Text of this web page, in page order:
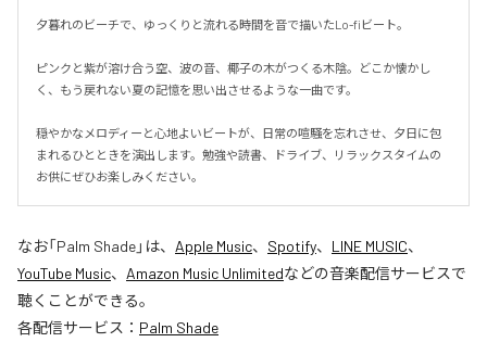
夕暮れのビーチで、ゆっくりと流れる時間を音で描いたLo-fiビート。
ピンクと紫が溶け合う空、波の音、椰子の木がつくる木陰。どこか懐かし
く、もう戻れない夏の記憶を思い出させるような一曲です。
穏やかなメロディーと心地よいビートが、日常の喧騒を忘れさせ、夕日に包
まれるひとときを演出します。勉強や読書、ドライブ、リラックスタイムの
お供にぜひお楽しみください。
なお「Palm Shade」は、 Apple Music、 Spotify、 LINE MUSIC、
YouTube Music、 Amazon Music Unlimitedなどの音楽配信サービスで
聴くことができる。
各配信サービス： Palm Shade